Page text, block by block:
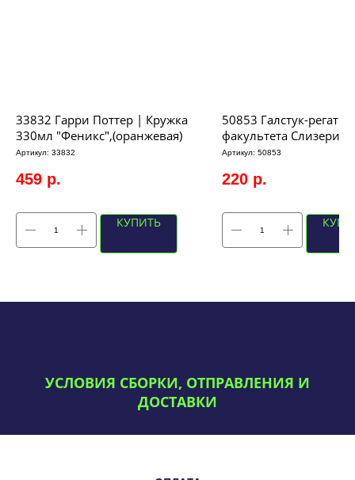
33832 Гарри Поттер | Кружка
330мл "Феникс",(оранжевая)
Артикул: 33832
459 р.
КУПИТЬ
50853 Галстук-регат
факультета Слизерин
(регулируемый
Артикул: 50853
220 р.
УСЛОВИЯ СБОРКИ, ОТПРАВЛЕНИЯ И
ДОСТАВКИ